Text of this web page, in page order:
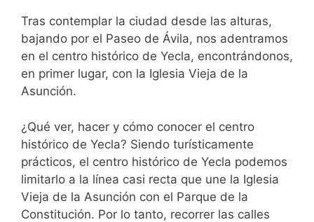
Tras contemplar la ciudad desde las alturas,
bajando por el Paseo de Ávila, nos adentramos
en el centro histórico de Yecla, encontrándonos,
en primer lugar, con la Iglesia Vieja de la
Asunción.
¿Qué ver, hacer y cómo conocer el centro
histórico de Yecla? Siendo turísticamente
prácticos, el centro histórico de Yecla podemos
limitarlo a la línea casi recta que une la Iglesia
Vieja de la Asunción con el Parque de la
Constitución. Por lo tanto, recorrer las calles